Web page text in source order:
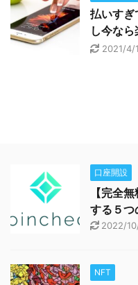
払いすぎ
し今な
2021/4/
口座開設
【完全
する５つ
2022/
NFT